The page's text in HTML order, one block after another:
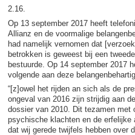
2.16.
Op 13 september 2017 heeft
Allianz en de voormalige
had namelijk vernomen dat
betrokken is geweest bij een
bestuurde. Op 14 september 2017
volgende aan deze
“[z]owel het rijden an sich als de
ongeval van 2016 zijn strijdig aan
dossier van 2010. Dit tezamen met
psychische klachten en de erfelijke
dat wij gerede twijfels hebben over